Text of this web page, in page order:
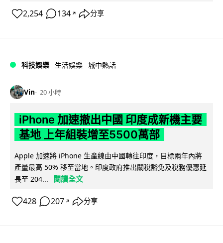
2,254 134 ↗ 分享
科技娛樂 生活娛樂 城中熱話
Vin 20 小時
iPhone 加速撤出中國 印度成新機主要
基地 上年組裝增至5500萬部
Apple 加速將 iPhone 生產線由中國轉往印度，目標兩年內將
產量最高 50% 移至當地。印度政府推出關稅豁免及稅務優惠延
長至 204...
閱讀全文
428 207 ↗ 分享